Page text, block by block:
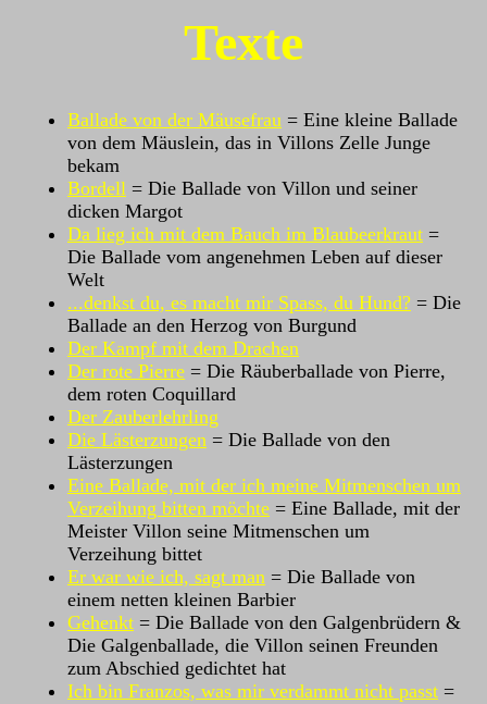
Texte
Ballade von der Mäusefrau = Eine kleine Ballade
von dem Mäuslein, das in Villons Zelle Junge
bekam
Bordell = Die Ballade von Villon und seiner
dicken Margot
Da lieg ich mit dem Bauch im Blaubeerkraut =
Die Ballade vom angenehmen Leben auf dieser
Welt
...denkst du, es macht mir Spass, du Hund? = Die
Ballade an den Herzog von Burgund
Der Kampf mit dem Drachen
Der rote Pierre = Die Räuberballade von Pierre,
dem roten Coquillard
Der Zauberlehrling
Die Lästerzungen = Die Ballade von den
Lästerzungen
Eine Ballade, mit der ich meine Mitmenschen um
Verzeihung bitten möchte = Eine Ballade, mit der
Meister Villon seine Mitmenschen um
Verzeihung bittet
Er war wie ich, sagt man = Die Ballade von
einem netten kleinen Barbier
Gehenkt = Die Ballade von den Galgenbrüdern &
Die Galgenballade, die Villon seinen Freunden
zum Abschied gedichtet hat
Ich bin Franzos, was mir verdammt nicht passt =